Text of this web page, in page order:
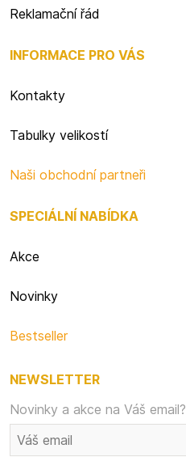
Reklamační řád
INFORMACE PRO VÁS
Kontakty
Tabulky velikostí
Naši obchodní partneři
SPECIÁLNÍ NABÍDKA
Akce
Novinky
Bestseller
NEWSLETTER
Novinky a akce na Váš email?